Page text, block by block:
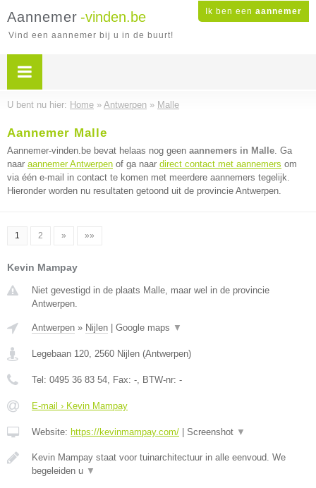
Ik ben een aannemer
Aannemer -vinden.be
Vind een aannemer bij u in de buurt!
U bent nu hier: Home » Antwerpen » Malle
Aannemer Malle
Aannemer-vinden.be bevat helaas nog geen aannemers in Malle. Ga
naar aannemer Antwerpen of ga naar direct contact met aannemers om
via één e-mail in contact te komen met meerdere aannemers tegelijk.
Hieronder worden nu resultaten getoond uit de provincie Antwerpen.
1 2 » »»
Kevin Mampay
Niet gevestigd in de plaats Malle, maar wel in de provincie
Antwerpen.
Antwerpen » Nijlen Google maps ▼
Legebaan 120, 2560 Nijlen (Antwerpen)
Tel: 0495 36 83 54, Fax: -, BTW-nr: -
E-mail › Kevin Mampay
Website: https://kevinmampay.com/ Screenshot ▼
Kevin Mampay staat voor tuinarchitectuur in alle eenvoud. We
begeleiden u ▼